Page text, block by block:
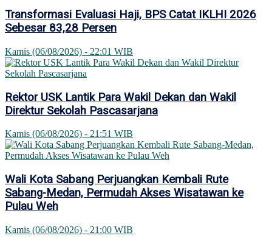
Transformasi Evaluasi Haji, BPS Catat IKLHI 2026
Sebesar 83,28 Persen
Kamis (06/08/2026) - 22:01 WIB
Rektor USK Lantik Para Wakil Dekan dan Wakil
Direktur Sekolah Pascasarjana
Kamis (06/08/2026) - 21:51 WIB
Wali Kota Sabang Perjuangkan Kembali Rute
Sabang-Medan, Permudah Akses Wisatawan ke
Pulau Weh
Kamis (06/08/2026) - 21:00 WIB